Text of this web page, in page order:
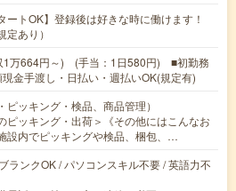
ートOK】登録後は好きな時に働けます！
定あり）
1万664円～) (手当：1日580円) ■初勤務
金手渡し・日払い・週払いOK(規定有)
ピッキング・検品、商品管理）
ピッキング・出荷＞《その他にはこんなお
設内でピッキングや検品、梱包、…
ランクOK / パソコンスキル不要 / 英語力不